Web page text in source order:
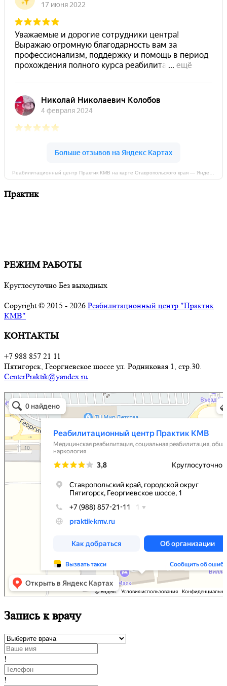
Реабилитационный центр Практик КМВ на карте Ставропольского края — Яндекс Карты
Практик
РЕЖИМ РАБОТЫ
Круглосуточно Без выходных
Copyright © 2015 - 2026 Реабилитационный центр "Практик
КМВ"
КОНТАКТЫ
+7 988 857 21 11
Пятигорск, Георгиевское шоссе ул. Родниковая 1, стр.30.
CenterPraktik@yandex.ru
Реабилитационный центр Практик КМВ
Медицинская реабилитация в Ставропольском крае
Социальная реабилитация в Ставропольском крае
Запись к врачу
!
!